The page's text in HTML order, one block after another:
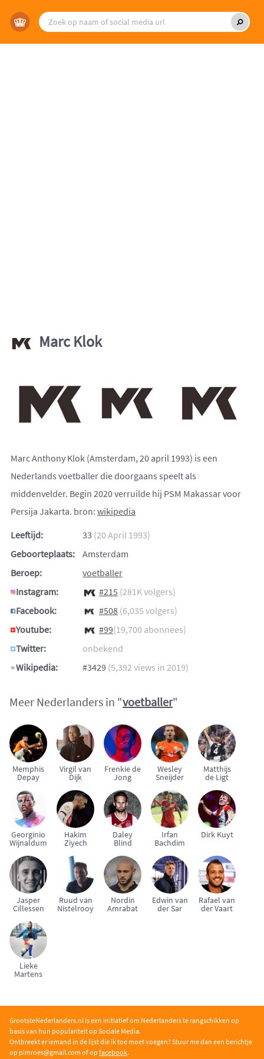
Marc Klok
Marc Anthony Klok (Amsterdam, 20 april 1993) is een
Nederlands voetballer die doorgaans speelt als
middenvelder. Begin 2020 verruilde hij PSM Makassar voor
Persija Jakarta. bron: wikipedia
Leeftijd:
33 (20 April 1993)
Geboorteplaats:
Amsterdam
Beroep:
voetballer
Instagram:
#215 (281K volgers)
Facebook:
#508 (6,035 volgers)
Youtube:
#99(19,700 abonnees)
Twitter:
onbekend
Wikipedia:
#3429 (5,392 views in 2019)
Meer Nederlanders in "voetballer"
Memphis
Depay
Virgil van
Dijk
Frenkie de
Jong
Wesley
Sneijder
Matthijs
de Ligt
Georginio
Wijnaldum
Hakim
Ziyech
Daley
Blind
Irfan
Bachdim
Dirk Kuyt
Jasper
Cillessen
Ruud van
Nistelrooy
Nordin
Amrabat
Edwin van
der Sar
Rafael van
der Vaart
Lieke
Martens
GrootsteNederlanders.nl is een initiatief om Nederlanders te rangschikken op
basis van hun populariteit op Sociale Media.
Ontbreekt er iemand in de lijst die ik toe moet voegen? Stuur me dan een berichtje
op pimroes@gmail.com of op facebook.